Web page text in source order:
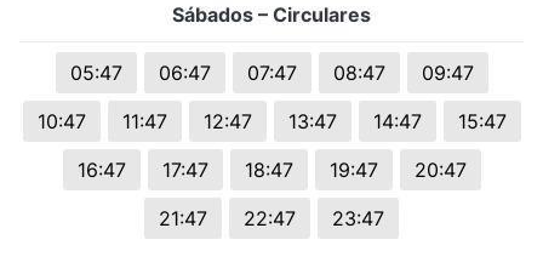
Sábados – Circulares
05:47 06:47 07:47 08:47
09:47
10:47
11:47 12:47 13:47 14:47
15:47
16:47
17:47 18:47 19:47
20:47
21:47
22:47 23:47